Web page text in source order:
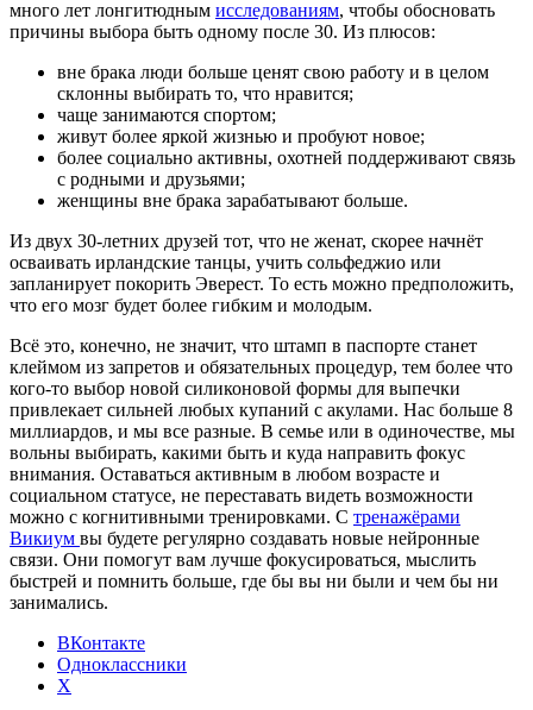
много лет лонгитюдным исследованиям, чтобы обосновать
причины выбора быть одному после 30. Из плюсов:
вне брака люди больше ценят свою работу и в целом
склонны выбирать то, что нравится;
чаще занимаются спортом;
живут более яркой жизнью и пробуют новое;
более социально активны, охотней поддерживают связь
с родными и друзьями;
женщины вне брака зарабатывают больше.
Из двух 30-летних друзей тот, что не женат, скорее начнёт
осваивать ирландские танцы, учить сольфеджио или
запланирует покорить Эверест. То есть можно предположить,
что его мозг будет более гибким и молодым.
Всё это, конечно, не значит, что штамп в паспорте станет
клеймом из запретов и обязательных процедур, тем более что
кого-то выбор новой силиконовой формы для выпечки
привлекает сильней любых купаний с акулами. Нас больше 8
миллиардов, и мы все разные. В семье или в одиночестве, мы
вольны выбирать, какими быть и куда направить фокус
внимания. Оставаться активным в любом возрасте и
социальном статусе, не переставать видеть возможности
можно с когнитивными тренировками. С тренажёрами
Викиум вы будете регулярно создавать новые нейронные
связи. Они помогут вам лучше фокусироваться, мыслить
быстрей и помнить больше, где бы вы ни были и чем бы ни
занимались.
ВКонтакте
Одноклассники
X